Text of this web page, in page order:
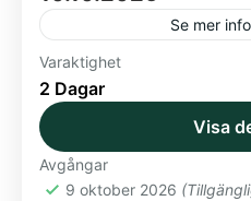
Se mer
Badbuskis
Vallarnas teater på turné
Boka senast 9.8 -
Norden
Varaktighet
2 Dagar
Visa
Avgångar
9 oktober 2026